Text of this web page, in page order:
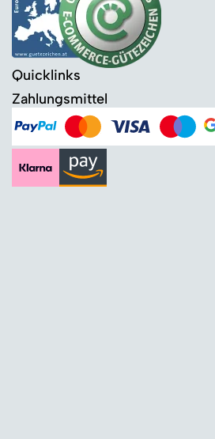
Quicklinks
Zahlungsmittel